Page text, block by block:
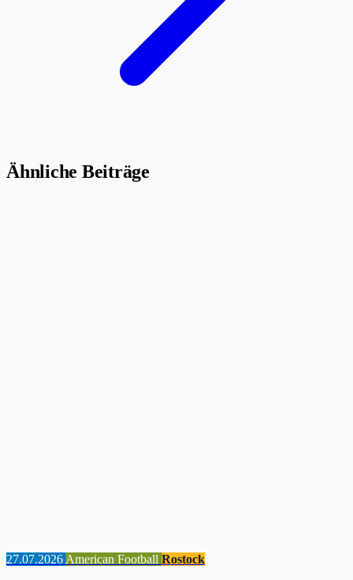
Ähnliche Beiträge
27.07.2026 American Football Rostock